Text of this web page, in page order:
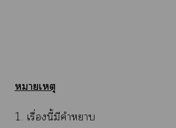
หมายเหตุ
1. เรื่องนี้มีคำา